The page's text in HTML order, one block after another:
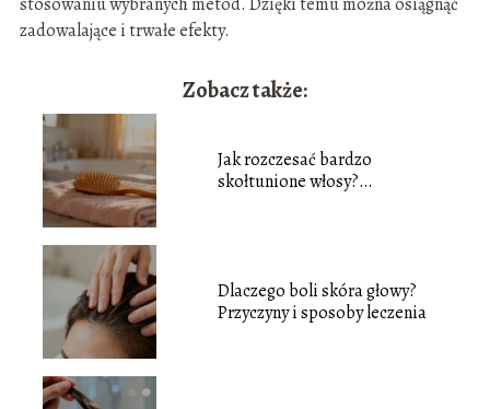
zadowalające i trwałe efekty.
Zobacz także:
Jak rozczesać bardzo
skołtunione włosy?
Dlaczego boli skóra głowy?
Przyczyny i sposoby leczenia